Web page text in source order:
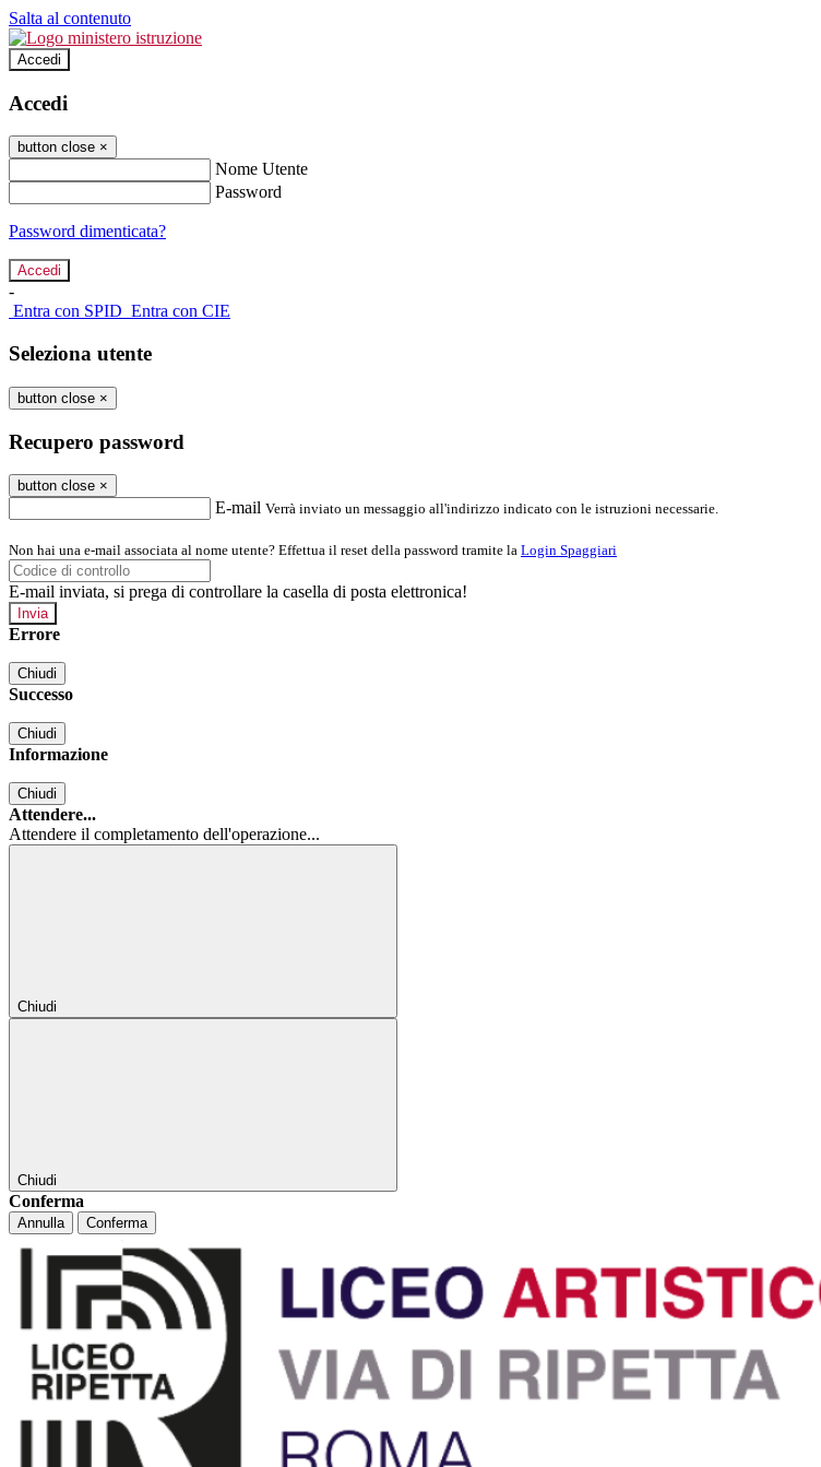
Salta al contenuto
Accedi
Accedi
button close ×
Nome Utente
Password
Password dimenticata?
-
Entra con SPID Entra con CIE
Seleziona utente
button close ×
Recupero password
button close ×
E-mail Verrà inviato un messaggio all'indirizzo indicato con le istruzioni necessarie.
Non hai una e-mail associata al nome utente? Effettua il reset della password tramite la Login Spaggiari
E-mail inviata, si prega di controllare la casella di posta elettronica!
Errore
Chiudi
Successo
Chiudi
Informazione
Chiudi
Attendere...
Attendere il completamento dell'operazione...
Chiudi
Chiudi
Conferma
Annulla Conferma